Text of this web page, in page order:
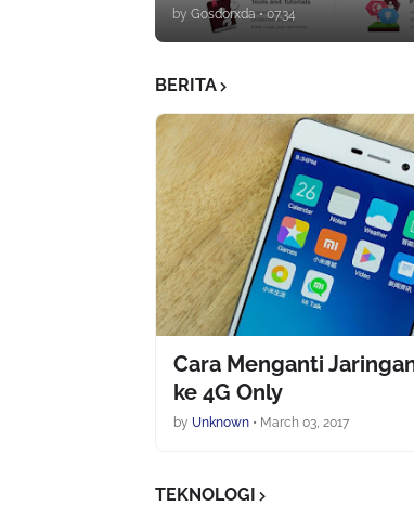
by Gosdorxda • 07.34
BERITA
Cara Menganti
ke 4G Only
by Unknown • March 03, 2017
TEKNOLOGI